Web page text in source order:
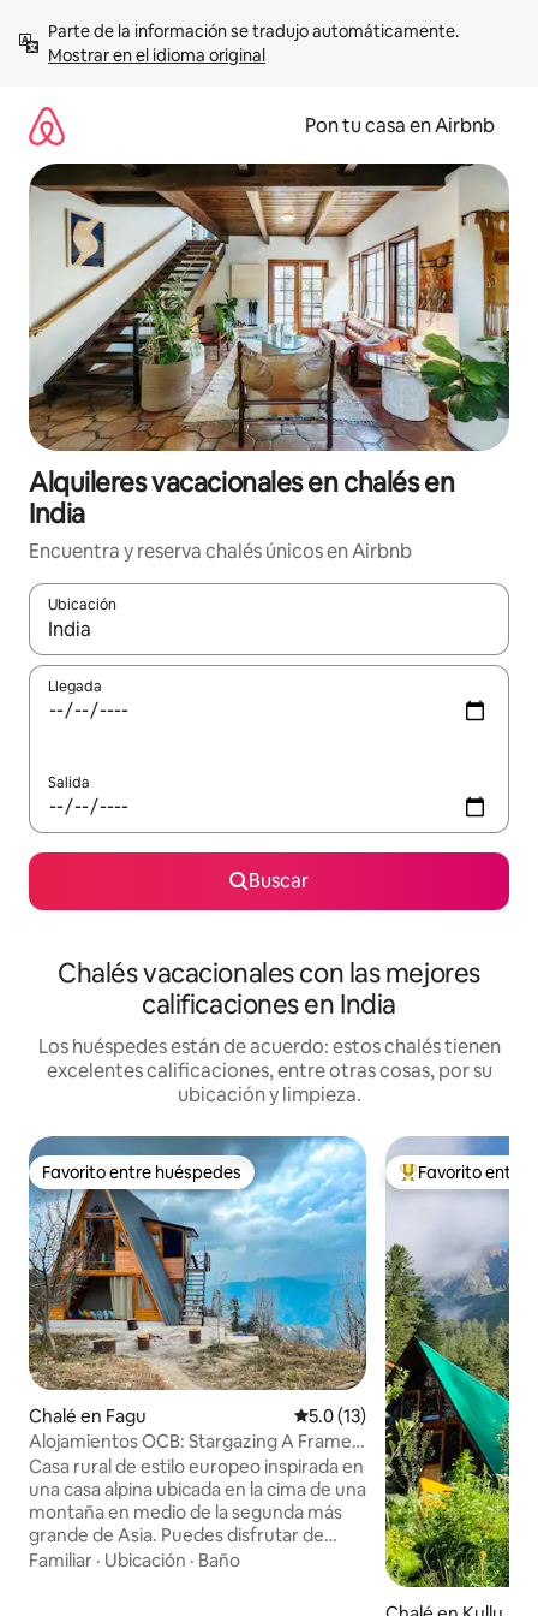
contenidoMostrar en el idioma original
Pon tu casa en Airbnb
Alquileres vacacionales en chalés en
India
Encuentra y reserva chalés únicos en Airbnb
Ubicación
Cuando los resultados estén disponibles, navega con las
Llegada
Salida
Buscar
Chalés vacacionales con las mejores
calificaciones en India
Los huéspedes están de acuerdo: estos chalés tienen
excelentes calificaciones, entre otras cosas, por su
ubicación y limpieza.
Favorito entre huéspedes
Favorito entre huéspedes
Chalé en Fagu Calificación promedio: 5.0 de
5.0 (13)
Alojamientos OCB: Stargazing A Frame
Chalet
Casa rural de estilo europeo inspirada en
una casa alpina ubicada en la cima de una
montaña en medio de la segunda más
grande de Asia. Puedes disfrutar de
impresionantes vistas del atardecer
Familiar · Ubicación · Baño
Favorito entre
Favorito entre